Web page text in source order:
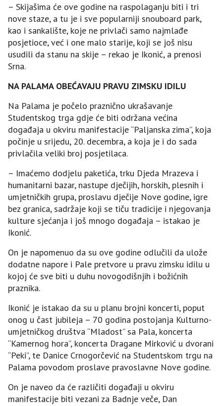
– Skijašima će ove godine na raspolaganju biti i tri
nove staze, a tu je i sve popularniji snouboard park,
kao i sankalište, koje ne privlači samo najmlađe
posjetioce, već i one malo starije, koji se još nisu
usudili da stanu na skije – rekao je Ikonić, a prenosi
Srna.
NA PALAMA OBEĆAVAЈU PRAVU ZIMSKU IDILU
Na Palama je počelo praznično ukrašavanje
Studentskog trga gdje će biti održana većina
događaja u okviru manifestacije “Paljanska zima”, koja
počinje u srijedu, 20. decembra, a koja je i do sada
privlačila veliki broj posjetilaca.
– Imaćemo dodjelu paketića, trku Djeda Mrazeva i
humanitarni bazar, nastupe dječijih, horskih, plesnih i
umjetničkih grupa, proslavu dječije Nove godine, igre
bez granica, sadržaje koji se tiču tradicije i njegovanja
kulture sjećanja i još mnogo događaja – istakao je
Ikonić.
On je napomenuo da su ove godine odlučili da ulože
dodatne napore i Pale pretvore u pravu zimsku idilu u
kojoj će sve biti u duhu novogodišnjih i božićnih
praznika.
Ikonić je istakao da su u planu brojni koncerti, poput
onog u čast jubileja – 70 godina postojanja Kulturno-
umjetničkog društva “Mladost” sa Pala, koncerta
“Kamernog hora”, koncerta Dragane Mirković u dvorani
“Peki”, te Danice Crnogorčević na Studentskom trgu na
Palama povodom proslave pravoslavne Nove godine.
On je naveo da će različiti događaji u okviru
manifestacije biti vezani za Badnje veče, Dan